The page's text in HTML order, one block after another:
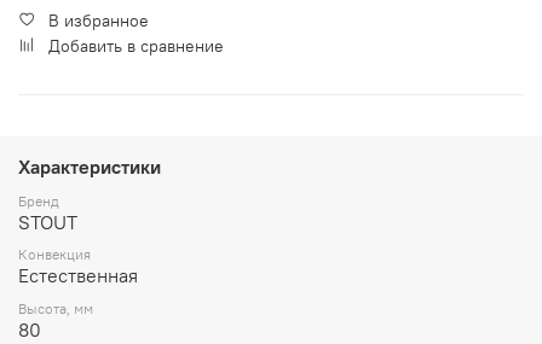
В избранное
Добавить в сравнение
Характеристики
Бренд
STOUT
Конвекция
Естественная
Высота, мм
80